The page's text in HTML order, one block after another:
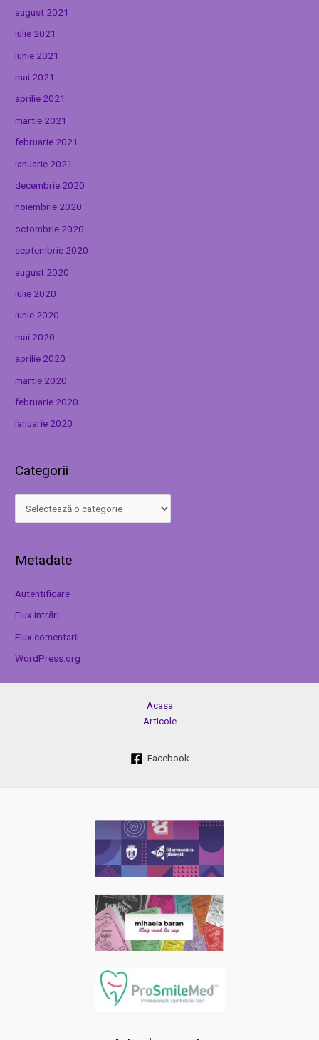
august 2021
iulie 2021
iunie 2021
mai 2021
aprilie 2021
martie 2021
februarie 2021
ianuarie 2021
decembrie 2020
noiembrie 2020
octombrie 2020
septembrie 2020
august 2020
iulie 2020
iunie 2020
mai 2020
aprilie 2020
martie 2020
februarie 2020
ianuarie 2020
Categorii
Metadate
Autentificare
Flux intrări
Flux comentarii
WordPress.org
Acasa
Articole
Facebook